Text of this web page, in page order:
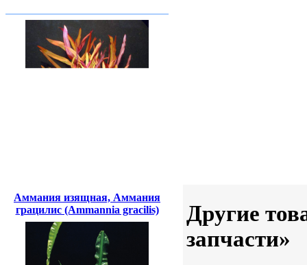
Аммания изящная, Аммания
грацилис (Ammannia gracilis)
Другие
запчасти»